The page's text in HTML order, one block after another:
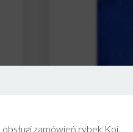
zamówień rybek Koi.